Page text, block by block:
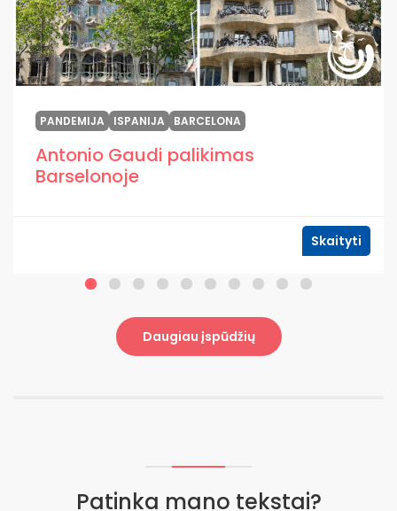
PANDEMIJA ISPANIJA BARCELONA
Antonio Gaudi palikimas
Barselonoje
Skaityti
Daugiau įspūdžių
Patinka mano tekstai?